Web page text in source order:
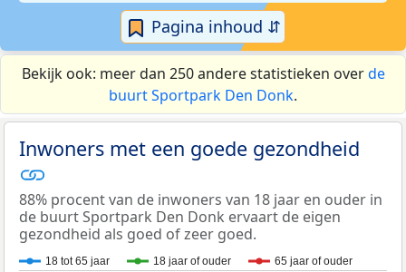
Pagina inhoud ⇵
Bekijk ook: meer dan 250 andere statistieken overde
buurt Sportpark Den Donk.
Inwoners met een goede gezondheid
88% procent van de inwoners van 18 jaar en ouder in
de buurt Sportpark Den Donk ervaart de eigen
gezondheid als goed of zeer goed.
18 tot 65 jaar 18 jaar of ouder 65 jaar of ouder